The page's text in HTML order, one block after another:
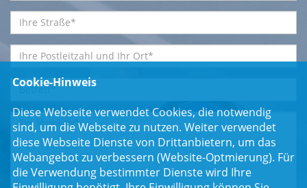
Cookie-Hinweis
Diese Webseite verwendet Cookies, die notwendig
sind, um die Webseite zu nutzen. Weiter verwendet
diese Webseite Dienste von Drittanbietern, um das
Webangebot zu verbessern (Website-Optmierung). Für
die Verwendung bestimmter Dienste wird Ihre